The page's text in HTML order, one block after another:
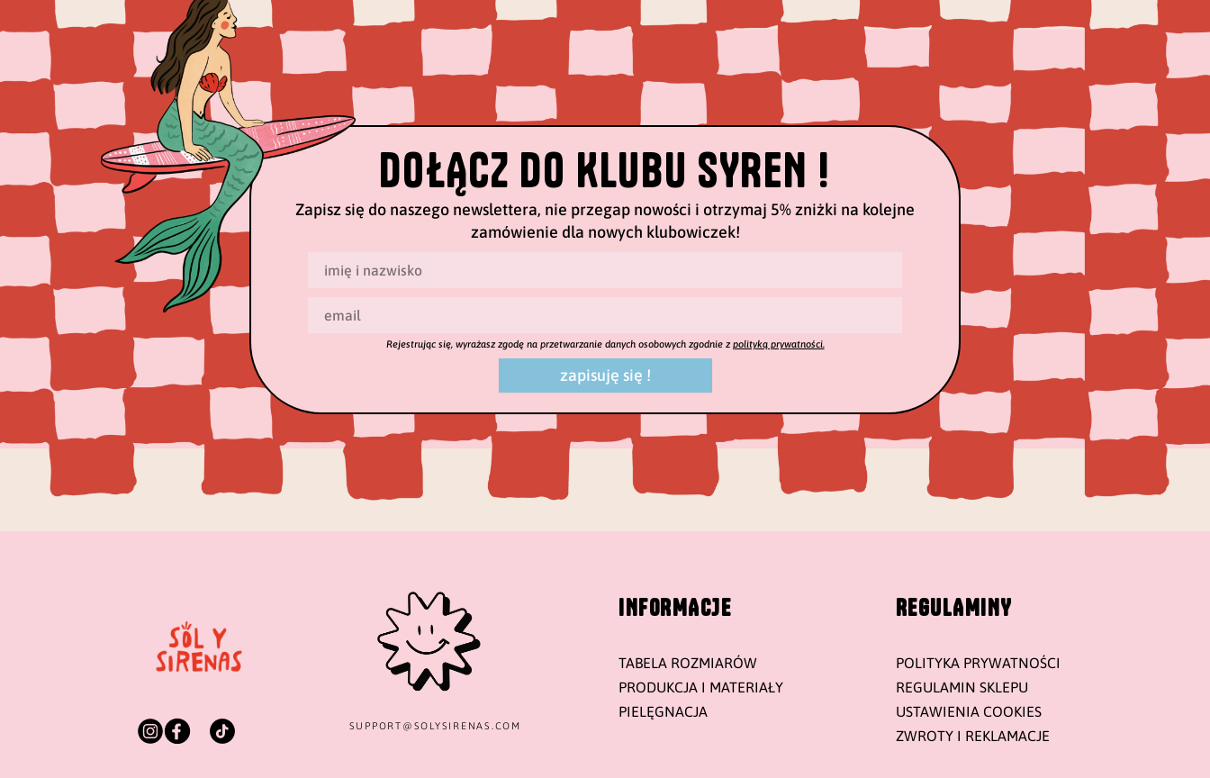
DOŁĄCZ DO KLUBU SYREN !
Zapisz się do naszego newslettera, nie przegap nowości i otrzymaj 5% zniżki na kolejne
zamówienie dla nowych klubowiczek!
Rejestrując się, wyrażasz zgodę na przetwarzanie danych osobowych zgodnie zpolityką prywatności.
zapisuję się !
SUPPORT@ SOLYSIRENAS.COM
INFORMACJE
TABELA ROZMIARÓW
PRODUKCJA I MATERIAŁY
PIELĘGNACJA
REGULAMINY
POLITYKA PRYWATNOŚCI
REGULAMIN SKLEPU
USTAWIENIA COOKIES
ZWROTY I REKLAMACJE